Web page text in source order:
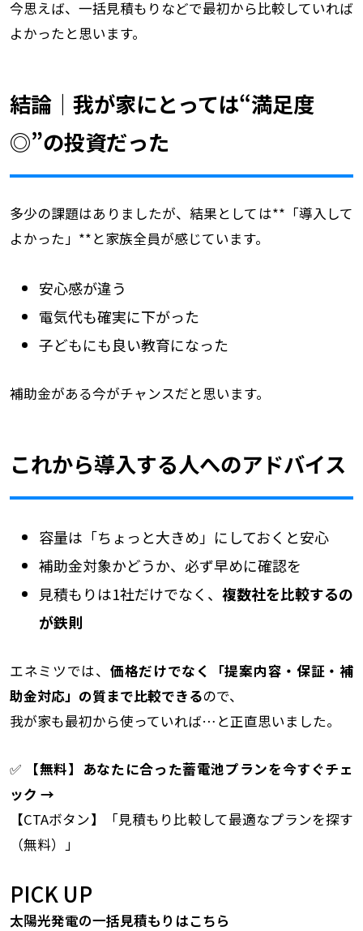
今思えば、一括見積もりなどで最初から比較していれば
よかったと思います。
結論｜我が家にとっては“満足度
◎”の投資だった
多少の課題はありましたが、結果としては**「導入して
よかった」**と家族全員が感じています。
安心感が違う
電気代も確実に下がった
子どもにも良い教育になった
補助金がある今がチャンスだと思います。
これから導入する人へのアドバイス
容量は「ちょっと大きめ」にしておくと安心
補助金対象かどうか、必ず早めに確認を
見積もりは1社だけでなく、 複数社を比較するの
が鉄則
エネミツでは、 価格だけでなく「提案内容・保証・補
助金対応」の質まで比較できるので、
我が家も最初から使っていれば…と正直思いました。
✅
【無料】あなたに合った蓄電池プランを今すぐチェ
ック →
【CTAボタン】「見積もり比較して最適なプランを探す
（無料）」
PICK UP
太陽光発電の一括見積もりはこちら